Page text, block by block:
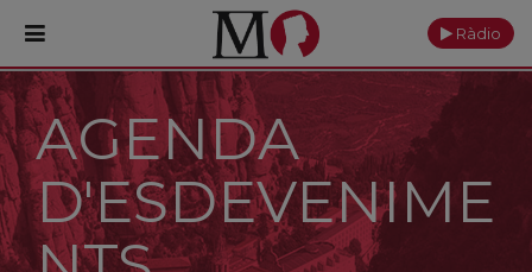
PORTADA
Monestir
Cultura
Ràdio
AGENDA
D'ESDEVENIME